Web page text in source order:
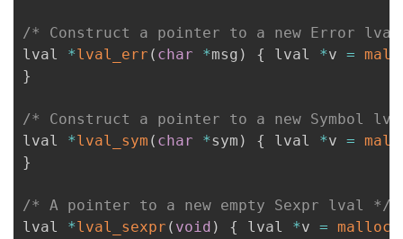
/* Construct a pointer to a new Error
lval *lval_err ( char *msg ) { lval *v =
}
/* Construct a pointer to a new Symbol
lval *lval_sym ( char *sym ) { lval *v =
}
/* A pointer to a new empty Sexpr lval */
lval *lval_sexpr ( void ) { lval *v = malloc